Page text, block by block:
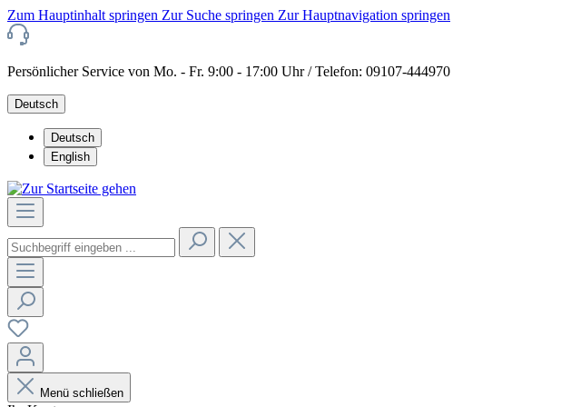
Zum Hauptinhalt springen Zur Suche springen Zur Hauptnavigation springen
Persönlicher Service von Mo. - Fr. 9:00 - 17:00 Uhr / Telefon: 09107-444970
Deutsch
Deutsch
English
Menü schließen